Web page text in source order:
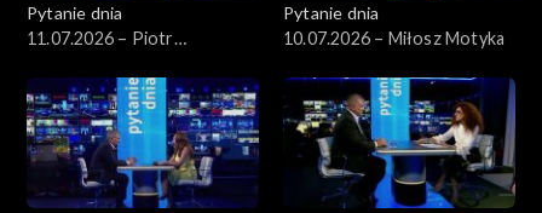
Pytanie dnia
11.07.2026 – Piotr
Pytanie dnia
10.07.2026 – Miłosz Motyka